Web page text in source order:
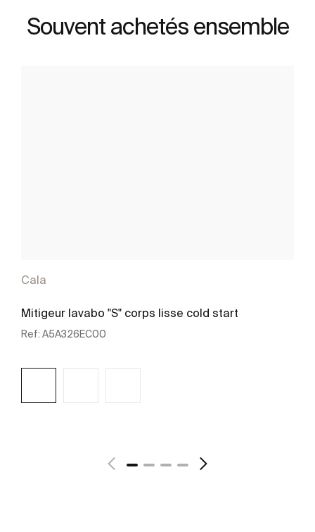
Souvent achetés ensemble
Cala
Mitigeur lavabo "S" corps lisse cold start
Ref: A5A326EC00